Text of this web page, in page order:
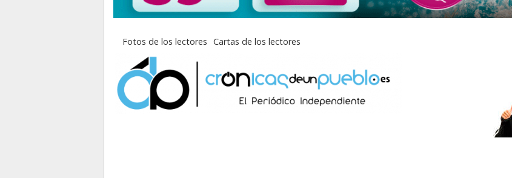
Fotos de los lectores Cartas de los lectores